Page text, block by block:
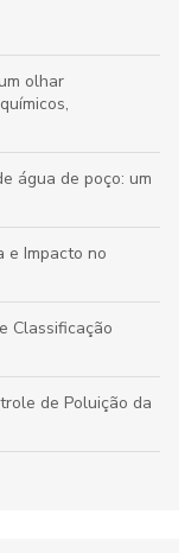
olhar
água de poço: um
e Impacto no
Classificação
de Poluição da